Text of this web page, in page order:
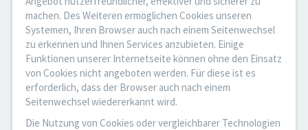
machen. Des Weiteren ermöglichen Cookies unseren
Systemen, Ihren Browser auch nach einem Seitenwechsel
zu erkennen und Ihnen Services anzubieten. Einige
Funktionen unserer Internetseite können ohne den Einsatz
von Cookies nicht angeboten werden. Für diese ist es
erforderlich, dass der Browser auch nach einem
Seitenwechsel wiedererkannt wird.
Die Nutzung von Cookies oder vergleichbarer Technologien